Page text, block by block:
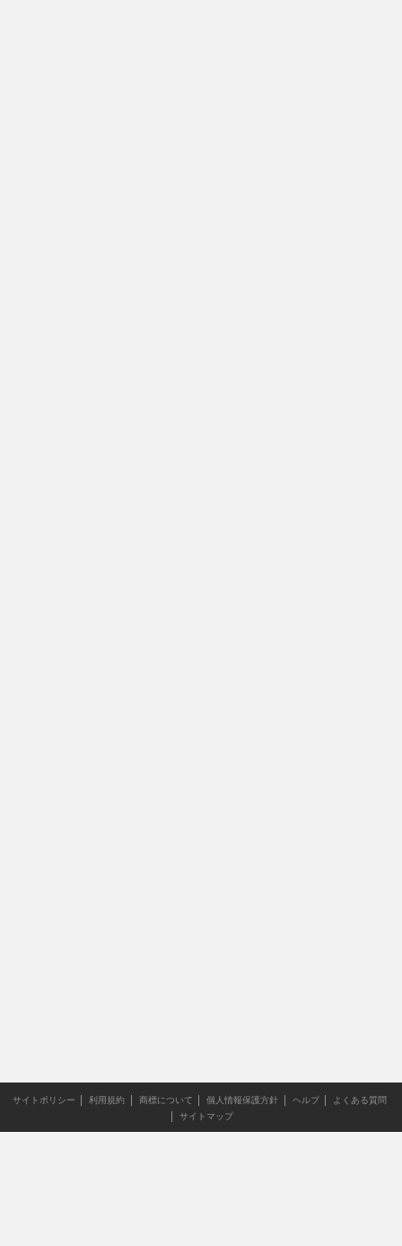
サイトポリシー 利用規約 商標について 個人情報保護方針 ヘルプ
よくある質問
サイトマップ